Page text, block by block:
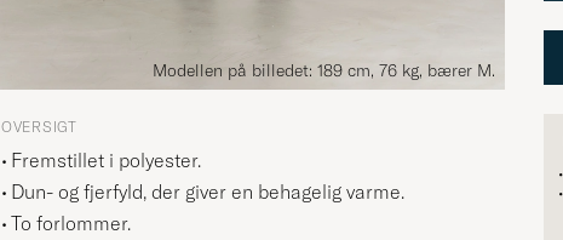
Modellen på billedet: 189 cm, 76 kg, bærer M.
OVERSIGT
Fremstillet i polyester.
Dun- og fjerfyld, der giver en behagelig varme.
To forlommer.